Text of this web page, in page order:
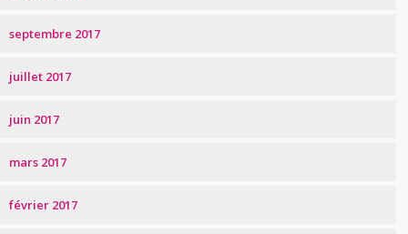
septembre 2017
juillet 2017
juin 2017
mars 2017
février 2017